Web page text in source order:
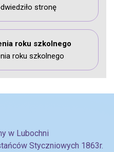
stronę
roku szkolnego
roku szkolnego
w Lubochni
Styczniowych 1863r.